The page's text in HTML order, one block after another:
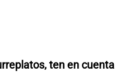
ten en cuenta